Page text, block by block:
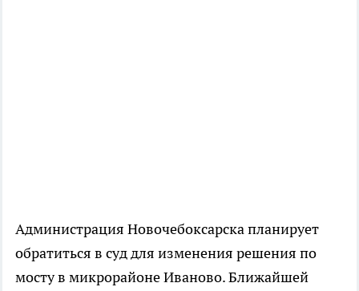
Администрация Новочебоксарска планирует
обратиться в суд для изменения решения по
мосту в микрорайоне Иваново. Ближайшей